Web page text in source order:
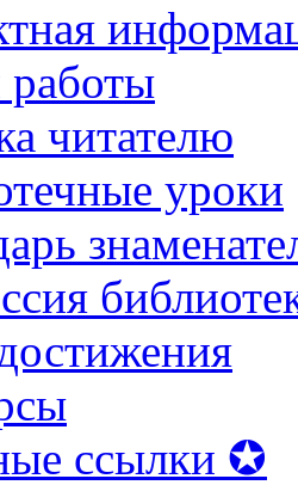
читателю
уроки
ссылки ✪